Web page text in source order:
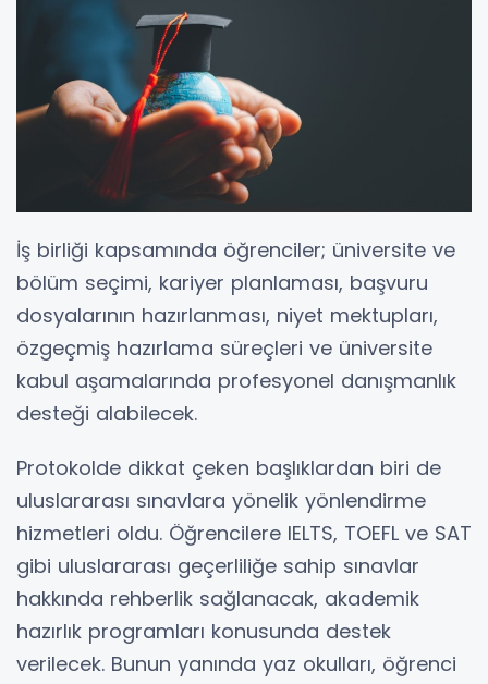
İş birliği kapsamında öğrenciler; üniversite ve
bölüm seçimi, kariyer planlaması, başvuru
dosyalarının hazırlanması, niyet mektupları,
özgeçmiş hazırlama süreçleri ve üniversite
kabul aşamalarında profesyonel danışmanlık
desteği alabilecek.
Protokolde dikkat çeken başlıklardan biri de
uluslararası sınavlara yönelik yönlendirme
hizmetleri oldu. Öğrencilere IELTS, TOEFL ve SAT
gibi uluslararası geçerliliğe sahip sınavlar
hakkında rehberlik sağlanacak, akademik
hazırlık programları konusunda destek
verilecek. Bunun yanında yaz okulları, öğrenci